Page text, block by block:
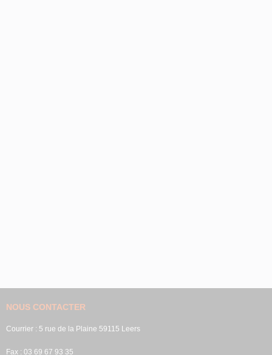
NOUS CONTACTER
Courrier : 5 rue de la Plaine 59115 Leers
Fax : 03 69 67 93 35